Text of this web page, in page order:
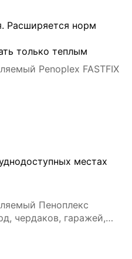
Расширяется норм
только теплым
Penoplex FASTFIX
местах
Пеноплекс
чердаков, гаражей,